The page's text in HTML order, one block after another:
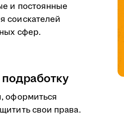
и постоянные
соискателей
сфер.
оформиться
свои права.